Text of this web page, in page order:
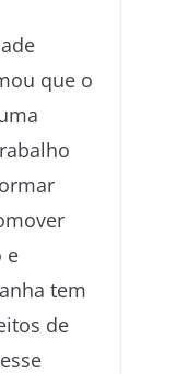
que o
e
tem
de